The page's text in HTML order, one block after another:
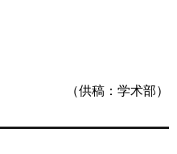
（供稿：学术部）